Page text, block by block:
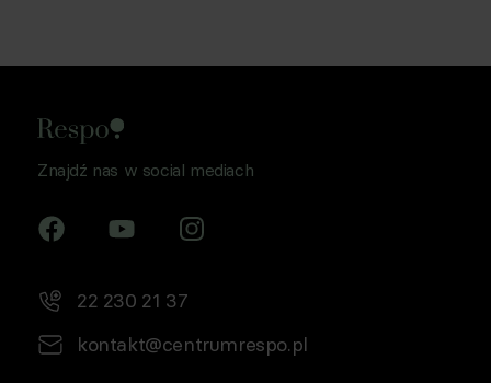
Znajdź nas w social mediach
22 230 21 37
kontakt@centrumrespo.pl